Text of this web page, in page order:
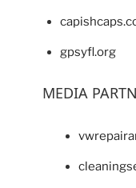
gpsyfl.org
MEDIA